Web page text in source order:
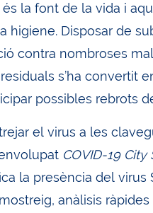
és la font de la vida i
higiene. Disposar de
contra nombroses
s’ha convertit
possibles rebrots
el virus a les
COVID-19 City
la presència del virus
anàlisis